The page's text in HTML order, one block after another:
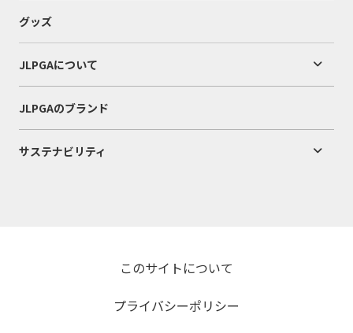
グッズ
JLPGAについて
JLPGAのブランド
サステナビリティ
このサイトについて
プライバシーポリシー